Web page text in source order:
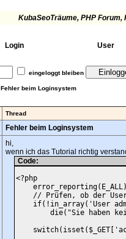
KubaSeoTräume, PHP Forum,
Login User
eingeloggt bleiben
Fehler beim Loginsystem
Thread
Fehler beim Loginsystem
hi,
wenn ich das Tutorial richtig
Code:
<?php
// Prüfen, ob der
if(!in_array('User
die("Sie haben